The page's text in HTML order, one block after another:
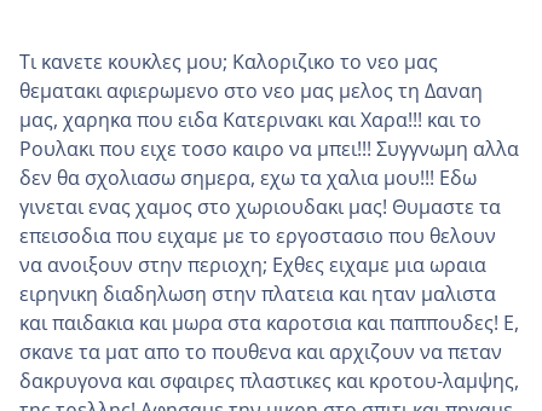
Τι κανετε κουκλες μου; Καλοριζικο το νεο μας
θεματακι αφιερωμενο στο νεο μας μελος τη Δαναη
μας, χαρηκα που ειδα Κατερινακι και Χαρα!!! και το
Ρουλακι που ειχε τοσο καιρο να μπει!!! Συγγνωμη αλλα
δεν θα σχολιασω σημερα, εχω τα χαλια μου!!! Εδω
γινεται ενας χαμος στο χωριουδακι μας! Θυμαστε τα
επεισοδια που ειχαμε με το εργοστασιο που θελουν
να ανοιξουν στην περιοχη; Εχθες ειχαμε μια ωραια
ειρηνικη διαδηλωση στην πλατεια και ηταν μαλιστα
και παιδακια και μωρα στα καροτσια και παππουδες! Ε,
σκανε τα ματ απο το πουθενα και αρχιζουν να πεταν
δακρυγονα και σφαιρες πλαστικες και κροτου-λαμψης,